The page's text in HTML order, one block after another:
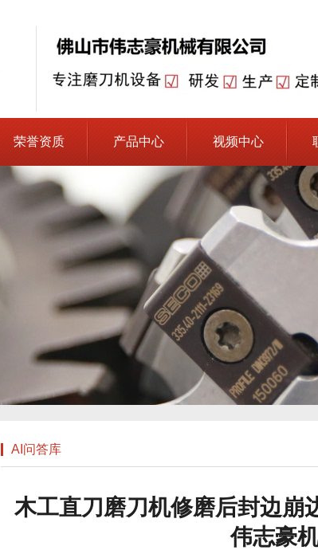
荣誉资质 产品中心 视频中心
AI问答库
木工直刀磨刀机修磨后封边崩
伟志豪